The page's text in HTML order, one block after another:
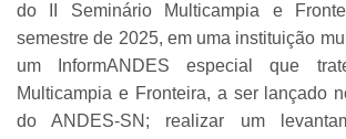
do II Seminário Multicampia e
semestre de 2025, em uma instituição
um InformANDES especial que
Multicampia e Fronteira, a ser lançado
do ANDES-SN; realizar um